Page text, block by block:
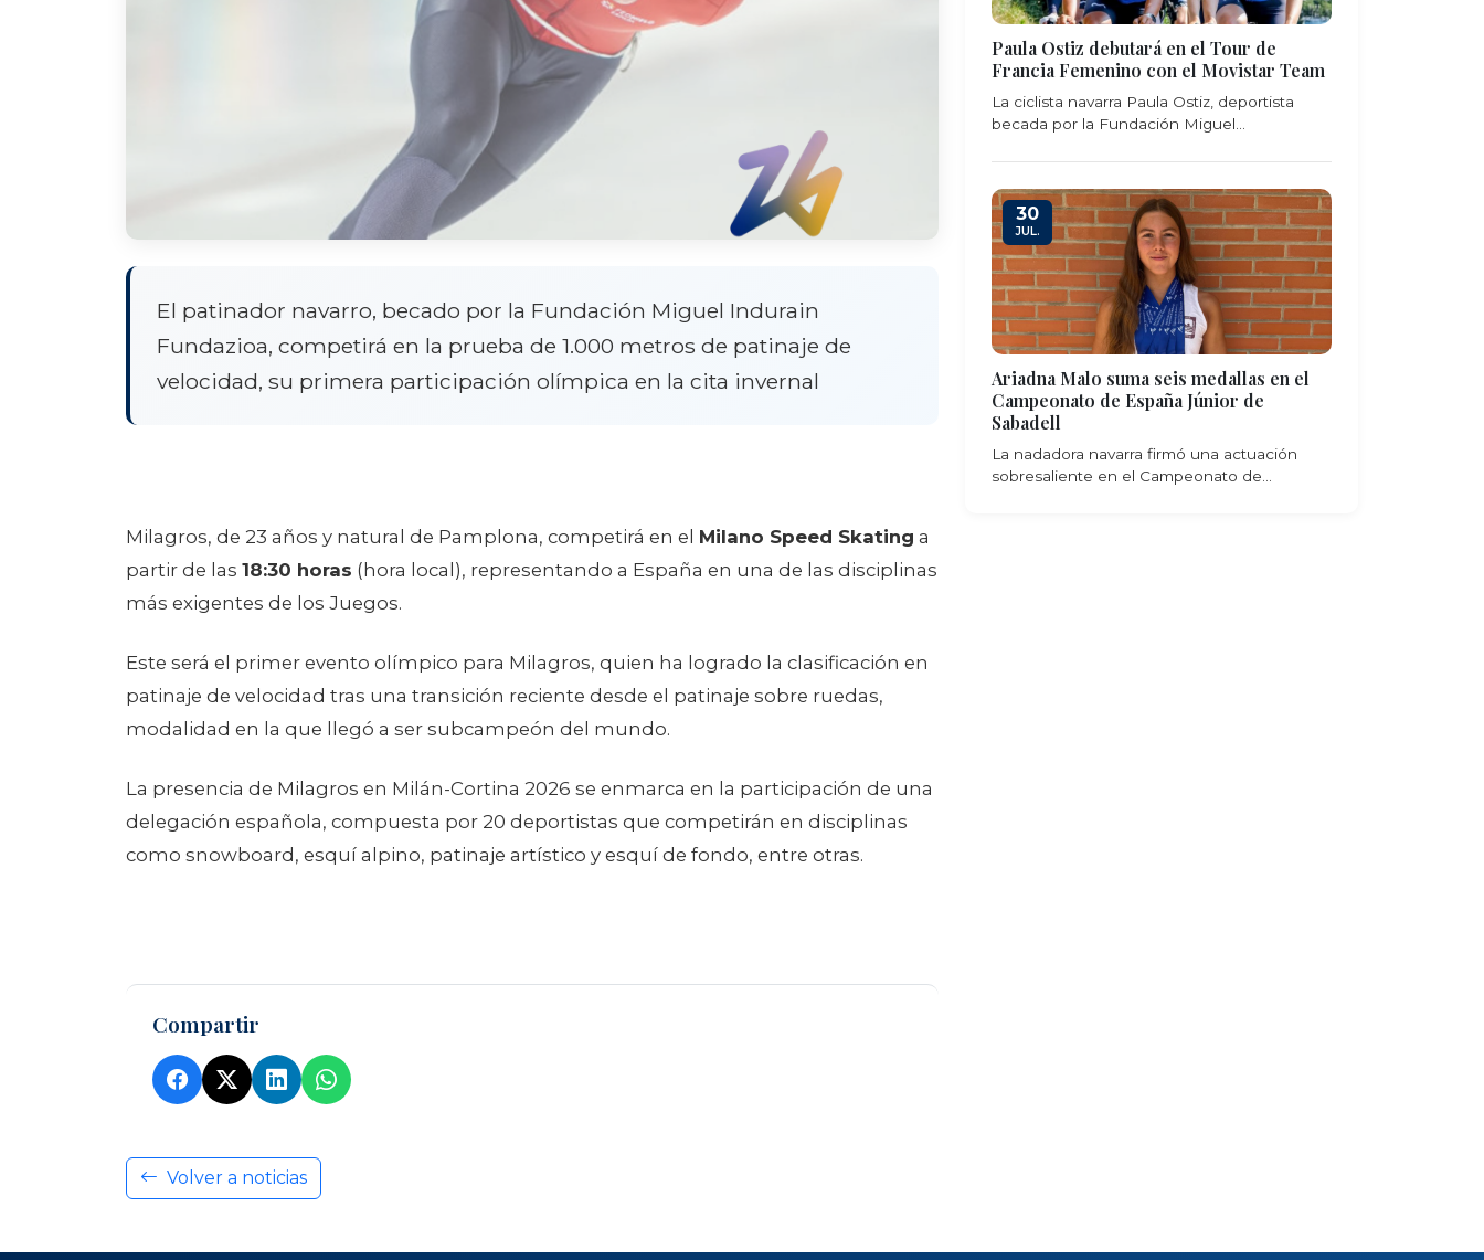
El patinador navarro, becado por la Fundación Miguel Indurain
Fundazioa, competirá en la prueba de 1.000 metros de patinaje de
velocidad, su primera participación olímpica en la cita invernal
Milagros, de 23 años y natural de Pamplona, competirá en el Milano Speed Skating a
partir de las 18:30 horas (hora local), representando a España en una de las disciplinas
más exigentes de los Juegos.
Este será el primer evento olímpico para Milagros, quien ha logrado la clasificación en
patinaje de velocidad tras una transición reciente desde el patinaje sobre ruedas,
modalidad en la que llegó a ser subcampeón del mundo.
La presencia de Milagros en Milán-Cortina 2026 se enmarca en la participación de una
delegación española, compuesta por 20 deportistas que competirán en disciplinas
como snowboard, esquí alpino, patinaje artístico y esquí de fondo, entre otras.
Compartir
Volver a noticias
Paula Ostiz debutará en el Tour de
Francia Femenino con el Movistar Team
La ciclista navarra Paula Ostiz, deportista
becada por la Fundación Miguel...
30
JUL.
Ariadna Malo suma seis medallas en el
Campeonato de España Júnior de
Sabadell
La nadadora navarra firmó una actuación
sobresaliente en el Campeonato de...